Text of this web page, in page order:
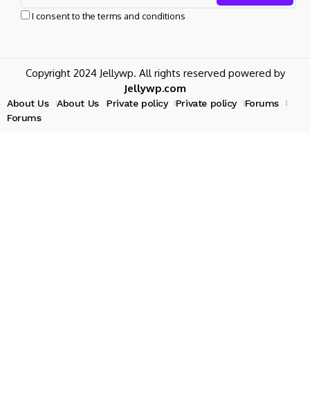
I consent to the terms and conditions
Copyright 2024 Jellywp. All rights reserved powered by
Jellywp.com
About Us About Us Private policy Private policy
Forums
Forums